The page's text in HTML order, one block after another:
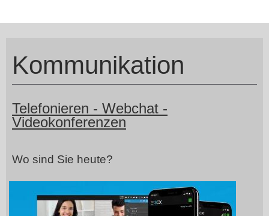
Kommunikation
Telefonieren - Webchat -
Videokonferenzen
Wo sind Sie heute?